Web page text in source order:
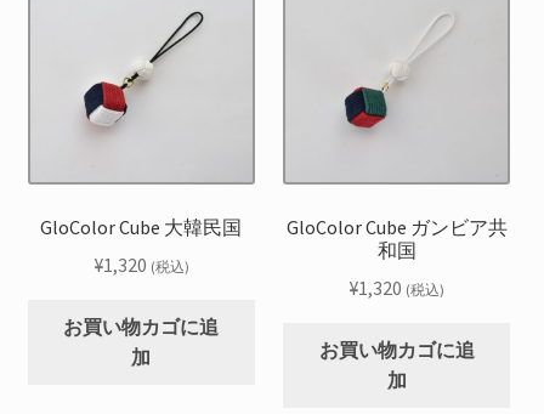
GloColor Cube 大韓民国
¥1,320 (税込)
お買い物カゴに追
加
GloColor Cube ガンビア共
和国
¥1,320 (税込)
お買い物カゴに追
加